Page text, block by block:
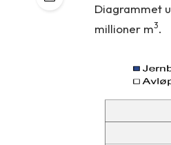
Diagrammet
millioner m3.